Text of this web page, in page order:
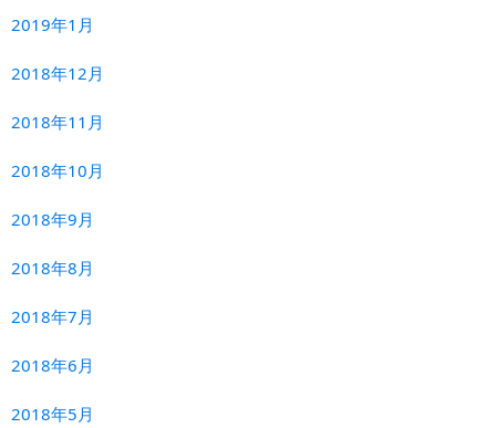
2019年1月
2018年12月
2018年11月
2018年10月
2018年9月
2018年8月
2018年7月
2018年6月
2018年5月